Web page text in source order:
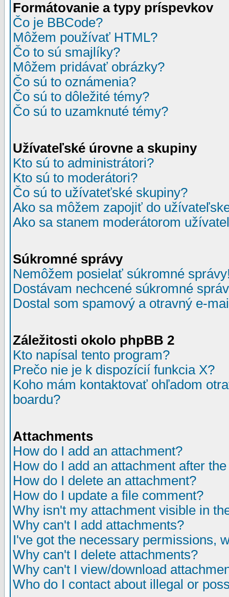
Formátovanie a typy príspevkov
Čo je BBCode?
Môžem používať HTML?
Čo to sú smajlíky?
Môžem pridávať obrázky?
Čo sú to oznámenia?
Čo sú to dôležité témy?
Čo sú to uzamknuté témy?
Užívateľské úrovne a skupiny
Kto sú to administrátori?
Kto sú to moderátori?
Čo sú to užívateťské skupiny?
Ako sa môžem zapojiť do
Ako sa stanem moderátorom
Súkromné správy
Nemôžem posielať súkromné
Dostávam nechcené súkromné
Dostal som spamový a otravný e-
Záležitosti okolo phpBB 2
Kto napísal tento program?
Prečo nie je k dispozícií funkcia X?
Koho mám kontaktovať ohľadom
boardu?
Attachments
How do I add an attachment?
How do I add an attachment after
How do I delete an attachment?
How do I update a file comment?
Why isn't my attachment visible in
Why can't I add attachments?
I've got the necessary permissions,
Why can't I delete attachments?
Why can't I view/download
Who do I contact about illegal or